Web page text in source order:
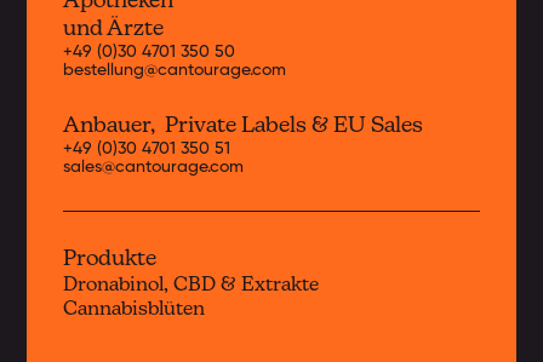
und Ärzte
+49 (0)30 4701 350 50
bestellung@cantourage.com
Anbauer, Private Labels & EU Sales
+49 (0)30 4701 350 51
sales@cantourage.com
Produkte
Dronabinol, CBD & Extrakte
Cannabisblüten